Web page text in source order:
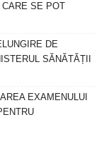
CARE SE POT
DE
SĂNĂTĂȚII
EXAMENULUI